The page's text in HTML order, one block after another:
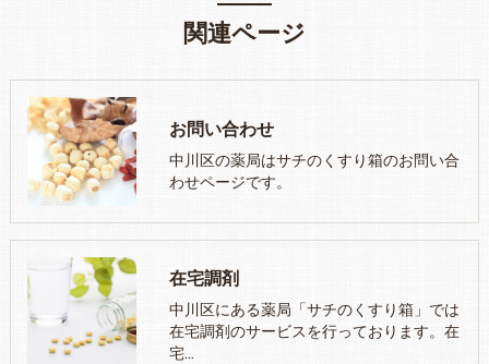
関連ページ
お問い合わせ
中川区の薬局はサチのくすり箱のお問い合
わせページです。
在宅調剤
中川区にある薬局「サチのくすり箱」では
在宅調剤のサービスを行っております。在
宅…